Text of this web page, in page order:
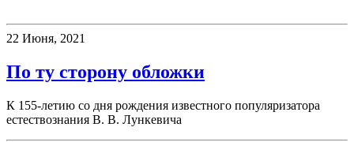
22 Июня, 2021
По ту сторону обложки
К 155-летию со дня рождения известного популяризатора
естествознания В. В. Лункевича